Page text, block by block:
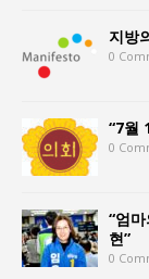
지방
0
“7월
0
“엄
현”
0